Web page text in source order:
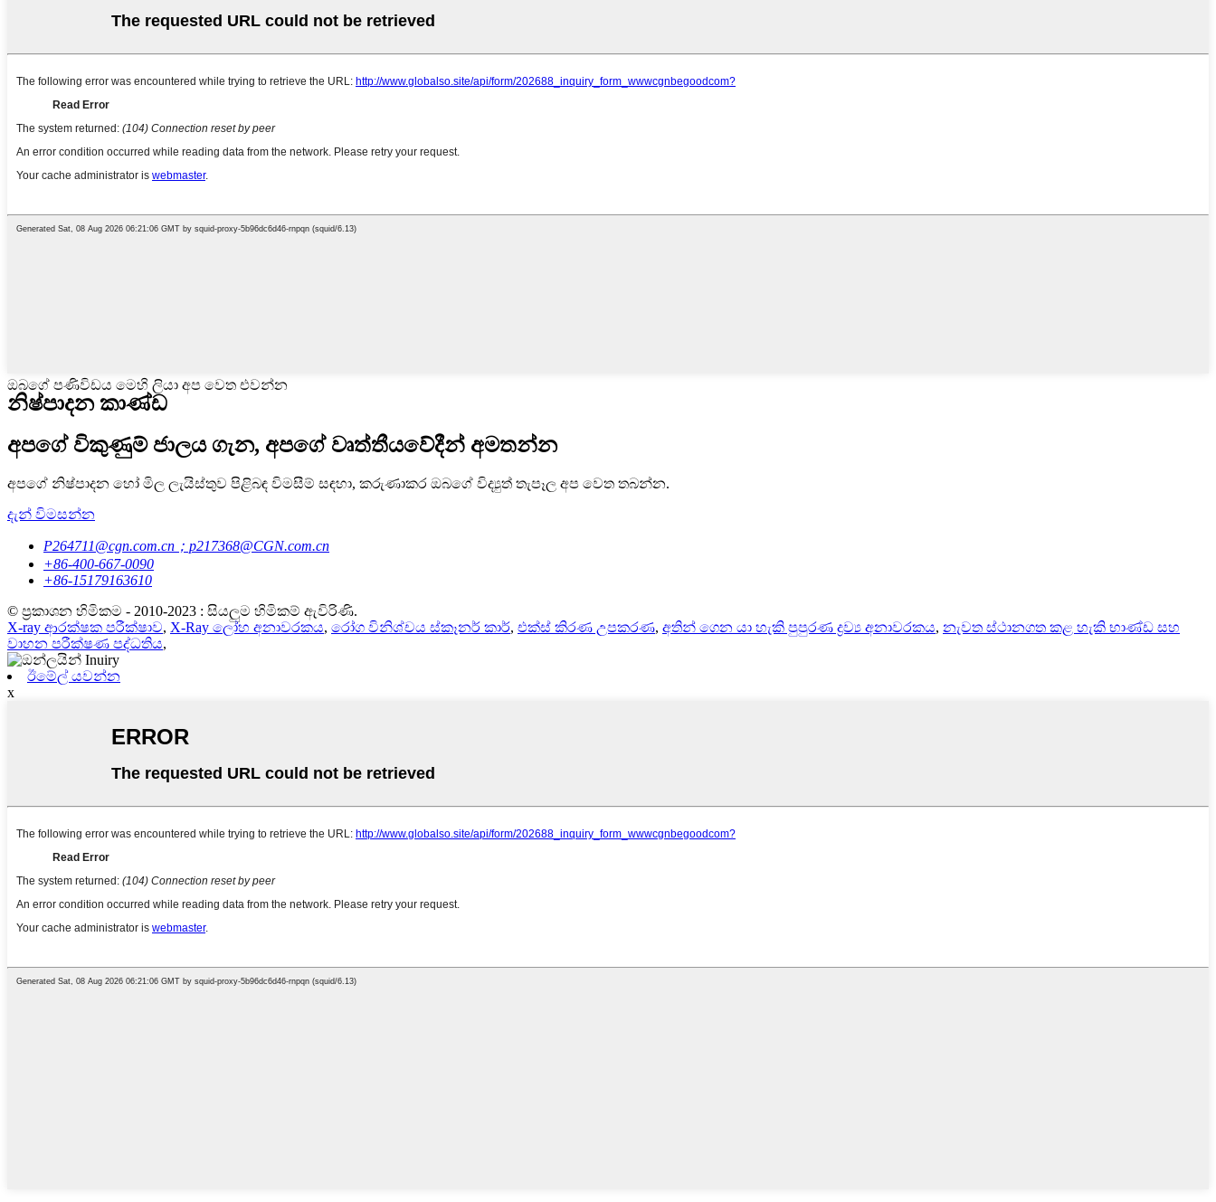
ඔබගේ පණිවිඩය මෙහි ලියා අප වෙත එවන්න
නිෂ්පාදන කාණ්ඩ
අපගේ විකුණුම් ජාලය ගැන, අපගේ වෘත්තීයවේදීන් අමතන්න
අපගේ නිෂ්පාදන හෝ මිල ලැයිස්තුව පිළිබඳ විමසීම් සඳහා, කරුණාකර ඔබගේ විද්‍යුත් තැපෑල අප වෙත තබන්න.
දැන් විමසන්න
P264711@cgn.com.cn；p217368@CGN.com.cn
+86-400-667-0090
+86-15179163610
© ප්‍රකාශන හිමිකම - 2010-2023 : සියලුම හිමිකම් ඇවිරිණි.
X-ray ආරක්ෂක පරීක්ෂාව, X-Ray ලෝහ අනාවරකය, රෝග විනිශ්චය ස්කෑනර් කාර්, එක්ස් කිරණ උපකරණ, අතින් ගෙන යා හැකි පුපුරණ ද්‍රව්‍ය අනාවරකය, නැවත ස්ථානගත කළ හැකි භාණ්ඩ සහ
වාහන පරීක්ෂණ පද්ධතිය,
ඊමේල් යවන්න
x